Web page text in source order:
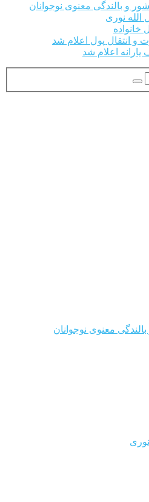
و بالندگی معنوی نوجوانان
نوری
خانواده
انتقال پول اعلام شد
اعلام شد
معنوی نوجوانان